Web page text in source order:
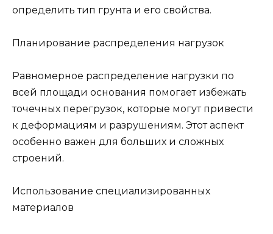
определить тип грунта и его свойства.
Планирование распределения нагрузок
Равномерное распределение нагрузки по
всей площади основания помогает избежать
точечных перегрузок, которые могут привести
к деформациям и разрушениям. Этот аспект
особенно важен для больших и сложных
строений.
Использование специализированных
материалов